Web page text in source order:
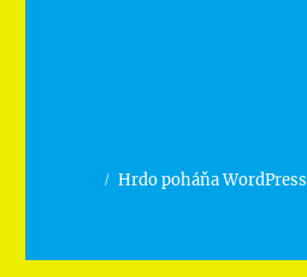
Hrdo poháňa WordPress